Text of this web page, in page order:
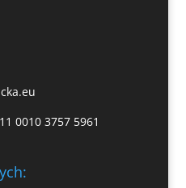
0010 3757 5961